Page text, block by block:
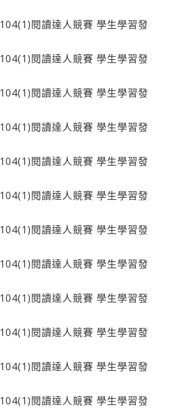
104(1)閱讀達人競賽 學生學習發
104(1)閱讀達人競賽 學生學習發
104(1)閱讀達人競賽 學生學習發
104(1)閱讀達人競賽 學生學習發
104(1)閱讀達人競賽 學生學習發
104(1)閱讀達人競賽 學生學習發
104(1)閱讀達人競賽 學生學習發
104(1)閱讀達人競賽 學生學習發
104(1)閱讀達人競賽 學生學習發
104(1)閱讀達人競賽 學生學習發
104(1)閱讀達人競賽 學生學習發
104(1)閱讀達人競賽 學生學習發